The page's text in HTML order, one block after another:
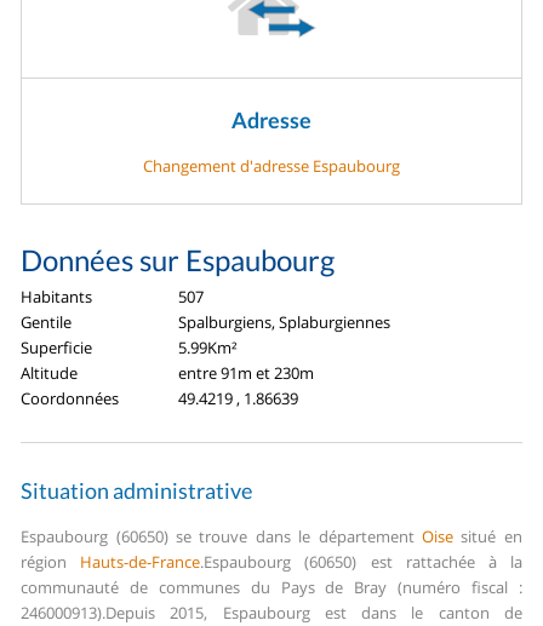
Adresse
Changement d'adresse Espaubourg
Données sur Espaubourg
Habitants
507
Gentile
Spalburgiens, Splaburgiennes
Superficie
5.99Km²
Altitude
entre 91m et 230m
Coordonnées
49.4219 , 1.86639
Situation administrative
Espaubourg (60650) se trouve dans le département Oise situé en
région Hauts-de-France.Espaubourg (60650) est rattachée à la
communauté de communes du Pays de Bray (numéro fiscal :
246000913).Depuis 2015, Espaubourg est dans le canton de